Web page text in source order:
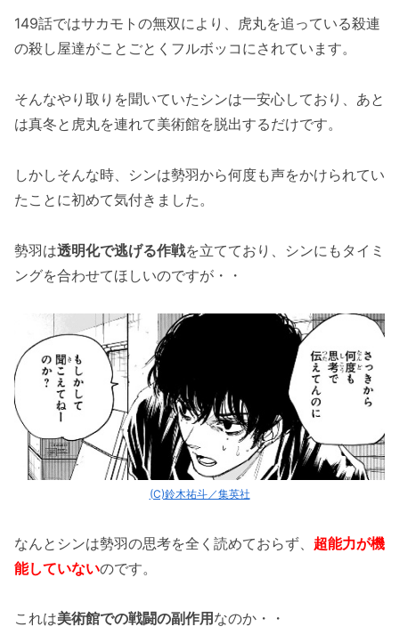
149話ではサカモトの無双により、虎丸を追っている殺連
の殺し屋達がことごとくフルボッコにされています。
そんなやり取りを聞いていたシンは一安心しており、あと
は真冬と虎丸を連れて美術館を脱出するだけです。
しかしそんな時、シンは勢羽から何度も声をかけられてい
たことに初めて気付きました。
勢羽は透明化で逃げる作戦を立てており、シンにもタイミ
ングを合わせてほしいのですが・・
(C)鈴木祐斗／集英社
なんとシンは勢羽の思考を全く読めておらず、 超能力が機
能していないのです。
これは美術館での戦闘の副作用 なのか・・